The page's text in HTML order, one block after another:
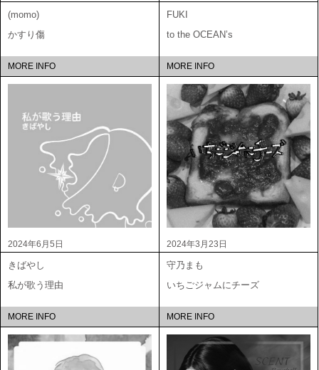
(momo)
かすり傷
MORE INFO
FUKI
to the OCEAN’s
MORE INFO
2024年6月5日
きばやし
私が歌う理由
MORE INFO
2024年3月23日
守乃まも
いちごジャムにチーズ
MORE INFO